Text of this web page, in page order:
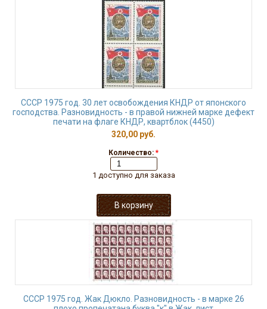
СССР 1975 год. 30 лет освобождения КНДР от японского
господства. Разновидность - в правой нижней марке дефект
печати на флаге КНДР, квартблок (4450)
320,00 руб.
Количество: *
1 доступно для заказа
СССР 1975 год. Жак Дюкло. Разновидность - в марке 26